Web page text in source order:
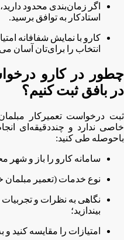
اگر زمان‌بندی محدود
استادکار به توافق برسید.
کارو با نمایش شفافانه
انتخاب را برای‌تان آسان
چطور در کارو
در بافق ثبت کنیم؟
ثبت درخواست تعمیرکار
خاصی ندارد و چنددقیقه‌ای
باحوصله طی کنید:
سامانه کارو را باز و شهر
نوع خدمات (تعمیر مبلمان
نگاهی به نظرات و تجربیات
بیندازید؛
امتیازات را مقایسه کنید